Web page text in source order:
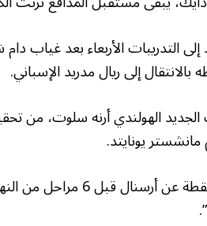
التدريبات الأربعاء بعد غياب
إلى ريال مدريد الإسباني.
يونايتد.
ويتصدر الـ”ريدز” الترتيب